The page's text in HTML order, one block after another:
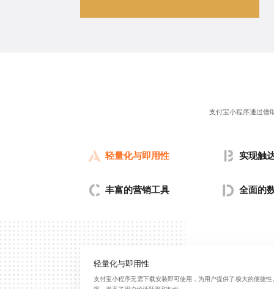
支付宝小程序通过借
轻量化与即用性 实现触
丰富的营销工具 全面的
轻量化与即用性
支付宝小程序无需下载安装即可使用，为用户提供了极大的便捷